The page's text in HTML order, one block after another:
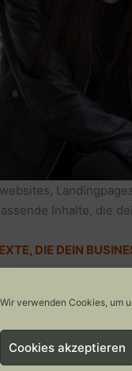
Wir verwenden Cookies, um
Cookies akzeptieren
Inhalte, die
DIE DEIN
COOKIE-